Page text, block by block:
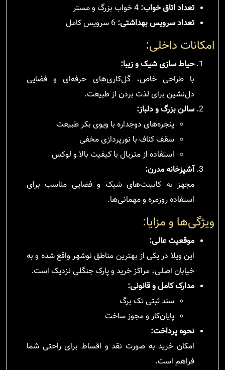
تعداد اتاق خواب:
تعداد سرویس بهداشتی:
امکانات داخلی:
حیاط سازی شیک و زیبا:
با طراحی خاص، گل‌کاری‌های حرفه‌ای و فضایی
دل‌نشین برای لذت بردن از طبیعت.
سالن بزرگ و دلباز:
پنجره‌های دوجداره با ویوی بکر طبیعت
سقف کناف با نورپردازی مخفی
استفاده از متریال با کیفیت بالا و لوکس
آشپزخانه مدرن:
مجهز به کابینت‌های شیک و فضایی مناسب برای
استفاده روزمره و مهمانی‌ها.
ویژگی‌ها و مزایا:
موقعیت عالی:
این ویلا در یکی از بهترین مناطق نوشهر واقع شده و به
خیابان اصلی، مراکز خرید و پارک جنگلی نزدیک است.
مدارک کامل و قانونی:
سند ثبتی تک برگ
پایان‌کار و مجوز ساخت
نحوه پرداخت:
امکان خرید به صورت نقد و اقساط برای راحتی شما
فراهم است.